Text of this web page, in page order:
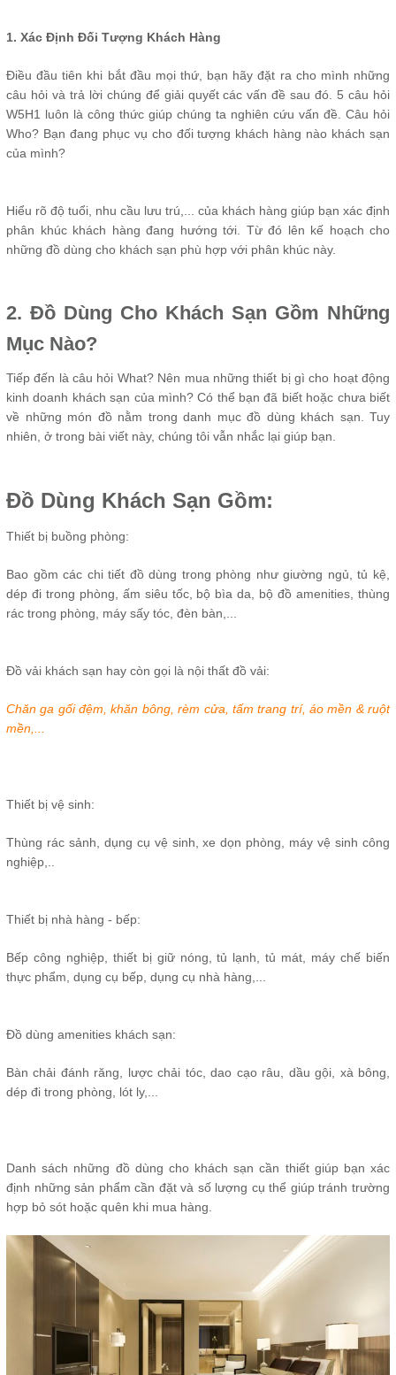
1. Xác Định Đối Tượng Khách Hàng
Điều đầu tiên khi bắt đầu mọi thứ, bạn hãy đặt ra cho mình những
câu hỏi và trả lời chúng để giải quyết các vấn đề sau đó. 5 câu hỏi
W5H1 luôn là công thức giúp chúng ta nghiên cứu vấn đề. Câu hỏi
Who? Bạn đang phục vụ cho đối tượng khách hàng nào khách sạn
của mình?
Hiểu rõ độ tuổi, nhu cầu lưu trú,... của khách hàng giúp bạn xác định
phân khúc khách hàng đang hướng tới. Từ đó lên kế hoạch cho
những đồ dùng cho khách sạn phù hợp với phân khúc này.
2. Đồ Dùng Cho Khách Sạn Gồm Những
Mục Nào?
Tiếp đến là câu hỏi What? Nên mua những thiết bị gì cho hoạt động
kinh doanh khách sạn của mình? Có thể bạn đã biết hoặc chưa biết
về những món đồ nằm trong danh mục đồ dùng khách sạn. Tuy
nhiên, ở trong bài viết này, chúng tôi vẫn nhắc lại giúp bạn.
Đồ Dùng Khách Sạn Gồm:
Thiết bị buồng phòng:
Bao gồm các chi tiết đồ dùng trong phòng như giường ngủ, tủ kệ,
dép đi trong phòng, ấm siêu tốc, bộ bìa da, bộ đồ amenities, thùng
rác trong phòng, máy sấy tóc, đèn bàn,...
Đồ vải khách sạn hay còn gọi là nội thất đồ vải:
Chăn ga gối đệm, khăn bông, rèm cửa, tấm trang trí, áo mền & ruột
mền,...
Thiết bị vệ sinh:
Thùng rác sảnh, dụng cụ vệ sinh, xe dọn phòng, máy vệ sinh công
nghiệp,..
Thiết bị nhà hàng - bếp:
Bếp công nghiệp, thiết bị giữ nóng, tủ lạnh, tủ mát, máy chế biến
thực phẩm, dụng cụ bếp, dụng cụ nhà hàng,...
Đồ dùng amenities khách sạn:
Bàn chải đánh răng, lược chải tóc, dao cạo râu, dầu gội, xà bông,
dép đi trong phòng, lót ly,...
Danh sách những đồ dùng cho khách sạn cần thiết giúp bạn xác
định những sản phẩm cần đặt và số lượng cụ thể giúp tránh trường
hợp bỏ sót hoặc quên khi mua hàng.